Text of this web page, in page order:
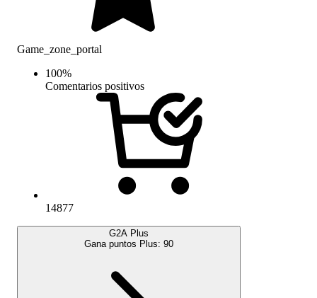
Game_zone_portal
100%
Comentarios positivos
14877
G2A Plus
Gana puntos Plus: 90